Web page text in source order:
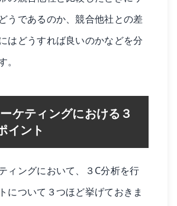
うであるのか、競合他社との差
はどうすれば良いのかなどを分
ケティングにおける３
イント
ィングにおいて、３C分析を行
について３つほど挙げておきま